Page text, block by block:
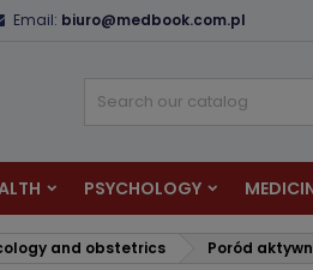
Email: biuro@medbook.com.pl
PSYCHOLOGY
and obstetrics Poród
You need to be logged in to